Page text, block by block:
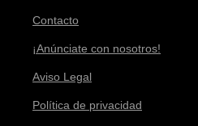
Contacto
¡Anúnciate con nosotros!
Aviso Legal
Política de privacidad